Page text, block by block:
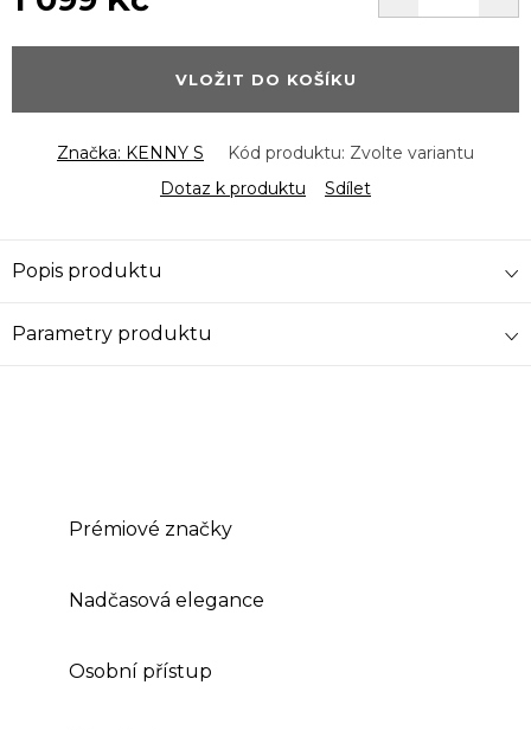
cena:
VLOŽIT DO KOŠÍKU
Značka: KENNY S Kód produktu: Zvolte variantu
Dotaz k produktu
Sdílet
Popis produktu
Parametry produktu
Prémiové značky
Nadčasová elegance
Osobní přístup